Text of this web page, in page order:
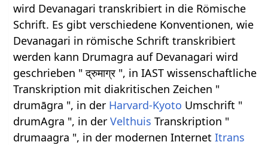
wird Devanagari transkribiert in die Römische
Schrift. Es gibt verschiedene Konventionen, wie
Devanagari in römische Schrift transkribiert
werden kann Drumagra auf Devanagari wird
geschrieben " द्रुमाग्र ", in IAST wissenschaftliche
Transkription mit diakritischen Zeichen "
drumāgra ", in der Harvard-Kyoto Umschrift "
drumAgra ", in derVelthuis Transkription "
drumaagra ", in der modernen InternetItrans